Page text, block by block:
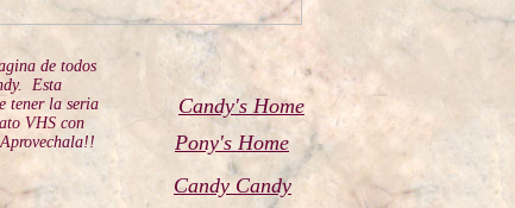
de todos
Esta
tener la seria
VHS con
Candy's Home
Pony's Home
Candy Candy